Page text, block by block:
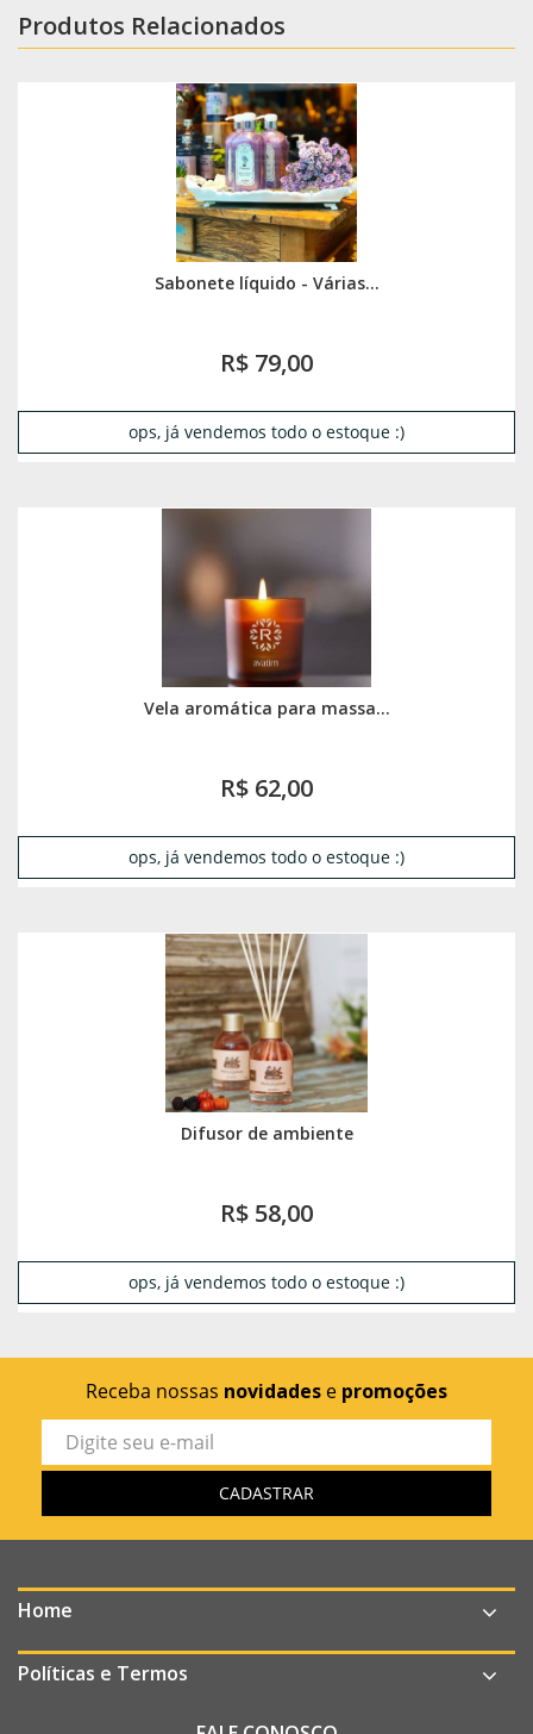
Produtos Relacionados
Sabonete líquido - Várias...
R$ 79,00
ops, já vendemos todo o estoque :)
Vela aromática para massa...
R$ 62,00
ops, já vendemos todo o estoque :)
Difusor de ambiente
R$ 58,00
ops, já vendemos todo o estoque :)
Receba nossas novidades e promoções
Home
Políticas e Termos